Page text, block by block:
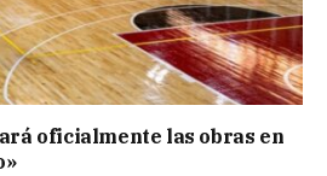
oficialmente las obras en